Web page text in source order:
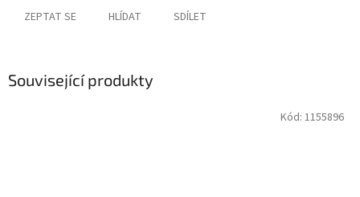
ZEPTAT SE HLÍDAT SDÍLET
Související produkty
Kód: 1155896